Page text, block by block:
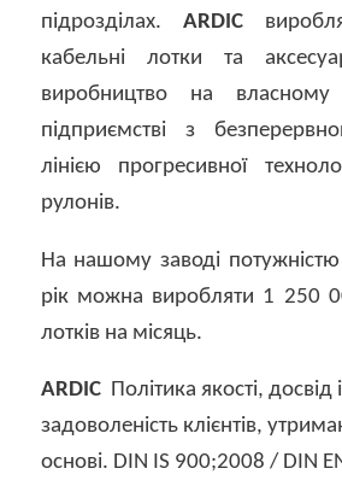
підрозділах. ARDIC
кабельні лотки та
виробництво на власному
підприємстві з
лінією прогресивної
рулонів.
На нашому заводі
рік можна виробляти 1 250
лотків на місяць.
ARDICПолітика якості, досвід і
задоволеність клієнтів,
основі. DIN IS 900;2008 / DIN